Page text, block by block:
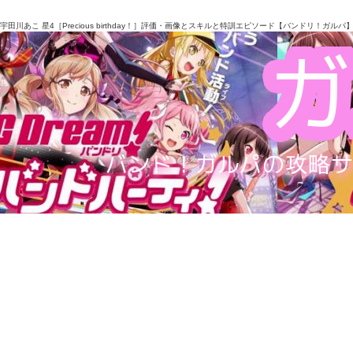
宇田川あこ 星4［Precious birthday！］評価・画像とスキルと特訓エピソード【バンドリ！ガルパ】